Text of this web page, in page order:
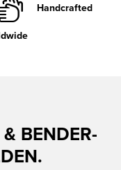
Handcrafted
BENDER-